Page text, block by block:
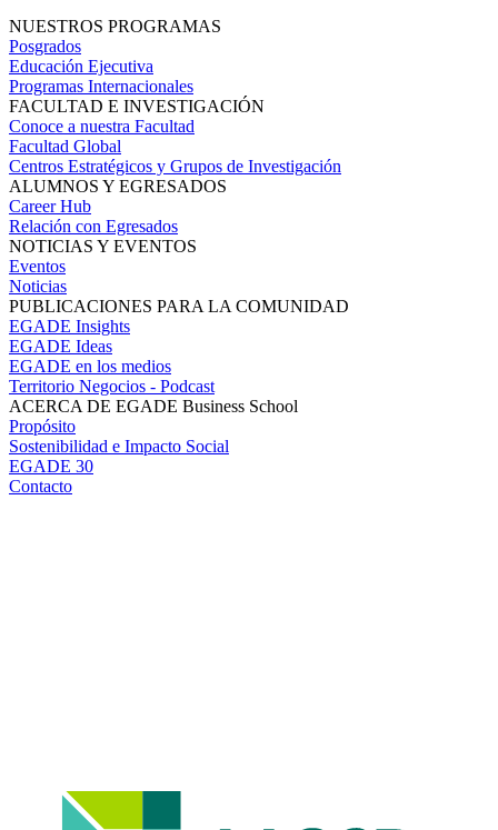
NUESTROS PROGRAMAS
Posgrados
Educación Ejecutiva
Programas Internacionales
FACULTAD E INVESTIGACIÓN
Conoce a nuestra Facultad
Facultad Global
Centros Estratégicos y Grupos de Investigación
ALUMNOS Y EGRESADOS
Career Hub
Relación con Egresados
NOTICIAS Y EVENTOS
Eventos
Noticias
PUBLICACIONES PARA LA COMUNIDAD
EGADE Insights
EGADE Ideas
EGADE en los medios
Territorio Negocios - Podcast
ACERCA DE EGADE Business School
Propósito
Sostenibilidad e Impacto Social
EGADE 30
Contacto